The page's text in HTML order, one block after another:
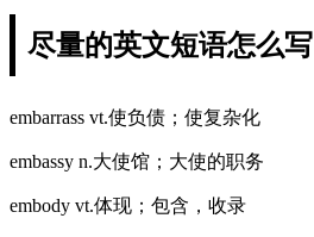
尽量的英文短语怎么写
embarrass vt.使负债；使复杂化
embassy n.大使馆；大使的职务
embody vt.体现；包含，收录